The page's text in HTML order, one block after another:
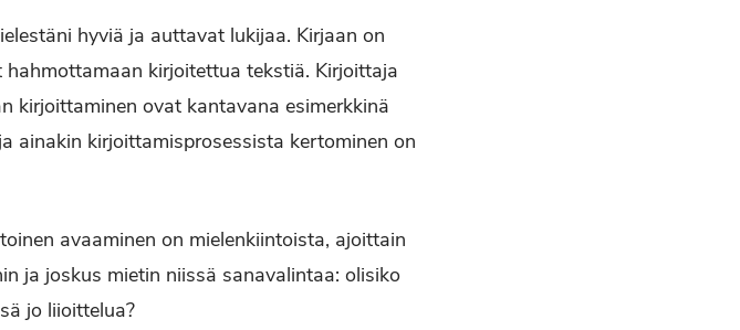
hyviä ja auttavat lukijaa. Kirjaan on
kirjoitettua tekstiä. Kirjoittaja
kirjoittaminen ovat kantavana esimerkkinä
ainakin kirjoittamisprosessista kertominen on
avaaminen on mielenkiintoista, ajoittain
ja joskus mietin niissä sanavalintaa: olisiko
jo liioittelua?